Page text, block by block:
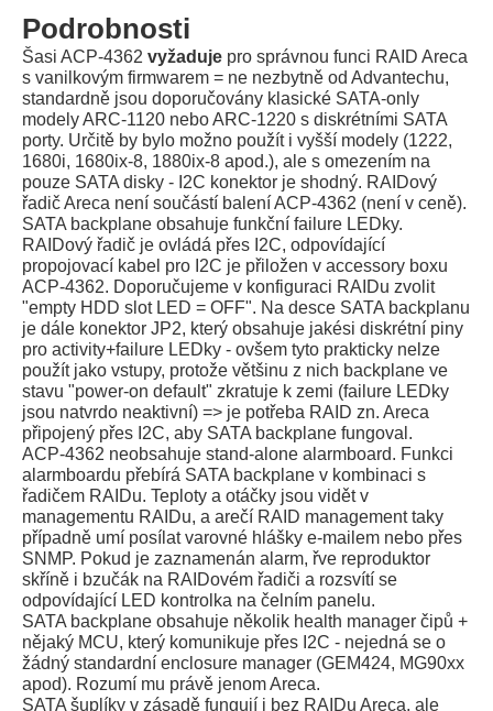
Podrobnosti
Šasi ACP-4362 vyžaduje pro správnou funci RAID Areca
s vanilkovým firmwarem = ne nezbytně od Advantechu,
standardně jsou doporučovány klasické SATA-only
modely ARC-1120 nebo ARC-1220 s diskrétními SATA
porty. Určitě by bylo možno použít i vyšší modely (1222,
1680i, 1680ix-8, 1880ix-8 apod.), ale s omezením na
pouze SATA disky - I2C konektor je shodný. RAIDový
řadič Areca není součástí balení ACP-4362 (není v ceně).
SATA backplane obsahuje funkční failure LEDky.
RAIDový řadič je ovládá přes I2C, odpovídající
propojovací kabel pro I2C je přiložen v accessory boxu
ACP-4362. Doporučujeme v konfiguraci RAIDu zvolit
"empty HDD slot LED = OFF". Na desce SATA backplanu
je dále konektor JP2, který obsahuje jakési diskrétní piny
pro activity+failure LEDky - ovšem tyto prakticky nelze
použít jako vstupy, protože většinu z nich backplane ve
stavu "power-on default" zkratuje k zemi (failure LEDky
jsou natvrdo neaktivní) => je potřeba RAID zn. Areca
připojený přes I2C, aby SATA backplane fungoval.
ACP-4362 neobsahuje stand-alone alarmboard. Funkci
alarmboardu přebírá SATA backplane v kombinaci s
řadičem RAIDu. Teploty a otáčky jsou vidět v
managementu RAIDu, a arečí RAID management taky
případně umí posílat varovné hlášky e-mailem nebo přes
SNMP. Pokud je zaznamenán alarm, řve reproduktor
skříně i bzučák na RAIDovém řadiči a rozsvítí se
odpovídající LED kontrolka na čelním panelu.
SATA backplane obsahuje několik health manager čipů +
nějaký MCU, který komunikuje přes I2C - nejedná se o
žádný standardní enclosure manager (GEM424, MG90xx
apod). Rozumí mu právě jenom Areca.
SATA šuplíky v zásadě fungují i bez RAIDu Areca, ale